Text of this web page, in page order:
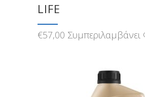
LIFE
€57,00